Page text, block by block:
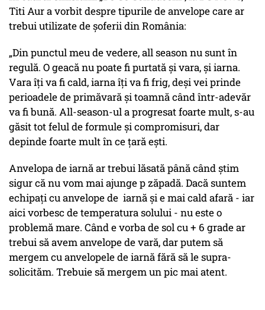
Titi Aur a vorbit despre tipurile de anvelope care ar
trebui utilizate de șoferii din România:
„Din punctul meu de vedere, all season nu sunt în
regulă. O geacă nu poate fi purtată și vara, și iarna.
Vara îți va fi cald, iarna îți va fi frig, deși vei prinde
perioadele de primăvară și toamnă când într-adevăr
va fi bună. All-season-ul a progresat foarte mult, s-au
găsit tot felul de formule și compromisuri, dar
depinde foarte mult în ce țară ești.
Anvelopa de iarnă ar trebui lăsată până când știm
sigur că nu vom mai ajunge p zăpadă. Dacă suntem
echipați cu anvelope de iarnă și e mai cald afară - iar
aici vorbesc de temperatura solului - nu este o
problemă mare. Când e vorba de sol cu + 6 grade ar
trebui să avem anvelope de vară, dar putem să
mergem cu anvelopele de iarnă fără să le supra-
solicităm. Trebuie să mergem un pic mai atent.